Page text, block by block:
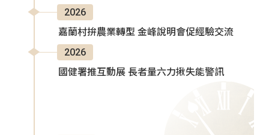
2026
嘉蘭村拚農業轉型 金峰說明會促經驗交流
2026
國健署推互動展 長者量六力揪失能警訊